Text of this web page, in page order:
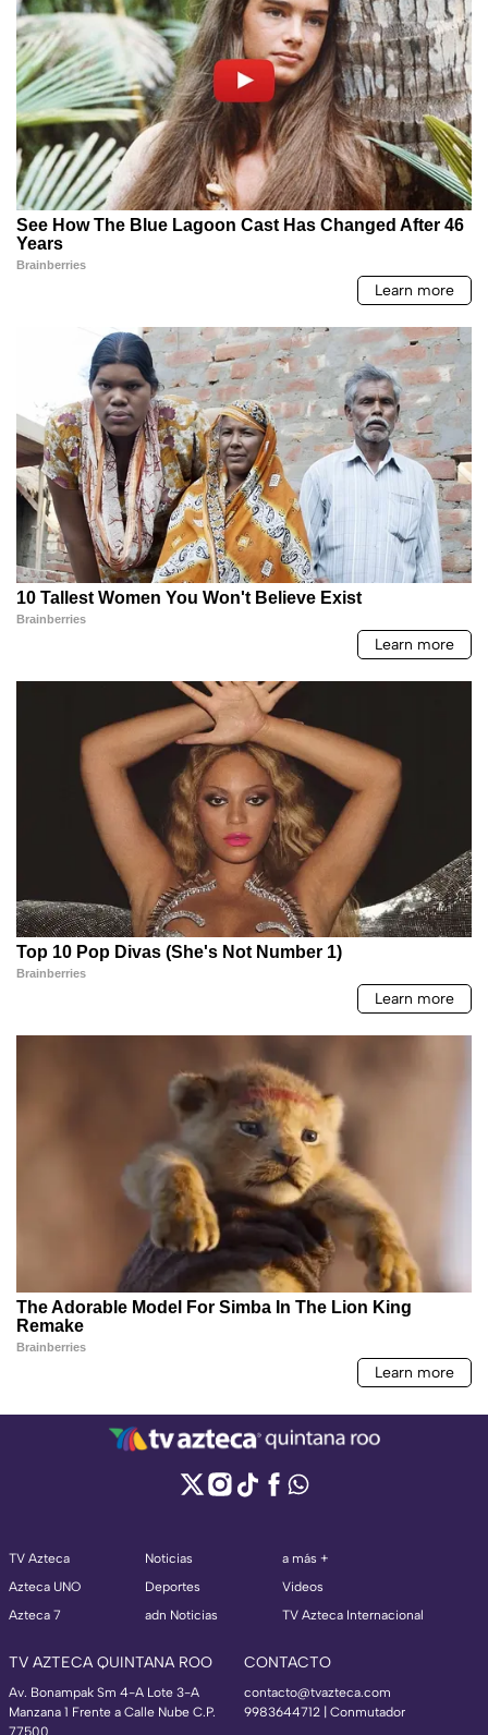
TV Azteca
Azteca UNO
Azteca 7
Noticias
Deportes
adn Noticias
a más +
Videos
TV Azteca Internacional
TV AZTECA QUINTANA ROO
Av. Bonampak Sm 4-A Lote 3-A
Manzana 1 Frente a Calle Nube C.P.
77500
CONTACTO
contacto@tvazteca.com
9983644712 | Conmutador